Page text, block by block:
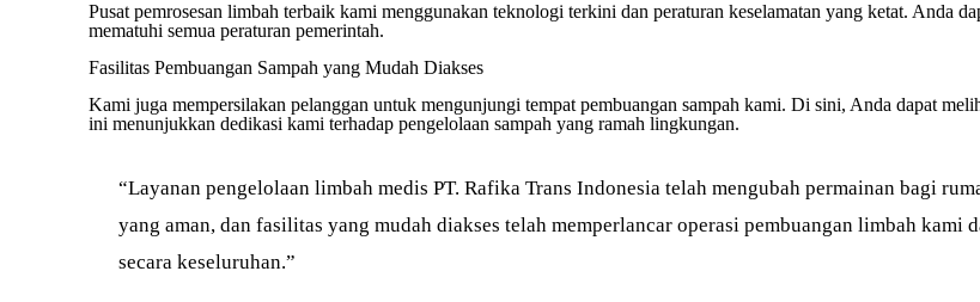
Pusat pemrosesan limbah terbaik kami menggunakan teknologi terkini dan peraturan keselamatan yang ketat. Anda
mematuhi semua peraturan pemerintah.
Fasilitas Pembuangan Sampah yang Mudah Diakses
Kami juga mempersilakan pelanggan untuk mengunjungi tempat pembuangan sampah kami. Di sini, Anda dapat
ini menunjukkan dedikasi kami terhadap pengelolaan sampah yang ramah lingkungan.
“Layanan pengelolaan limbah medis PT. Rafika Trans Indonesia telah mengubah permainan bagi
yang aman, dan fasilitas yang mudah diakses telah memperlancar operasi pembuangan limbah
secara keseluruhan.”